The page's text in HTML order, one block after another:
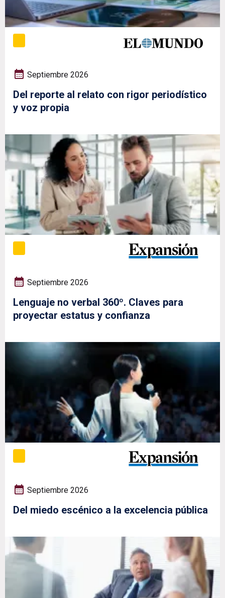
Septiembre 2026
Del reporte al relato con rigor periodístico
y voz propia
Septiembre 2026
Lenguaje no verbal 360º. Claves para
proyectar estatus y confianza
Septiembre 2026
Del miedo escénico a la excelencia pública